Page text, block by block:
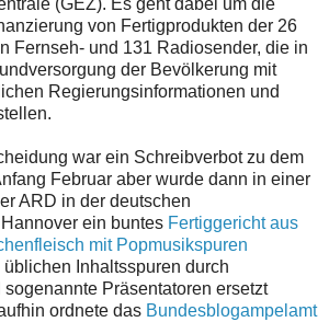
(GEZ). Es geht dabei um die
von Fertigprodukten der 26
Fernseh- und 131 Radiosender, die in
der Bevölkerung mit
Regierungsinformationen und
war ein Schreibverbot zu dem
Februar aber wurde dann in einer
ARD in der deutschen
ein buntes Fertiggericht aus
mit Popmusikspuren
Inhaltsspuren durch
Präsentatoren ersetzt
ordnete das Bundesblogampelamt